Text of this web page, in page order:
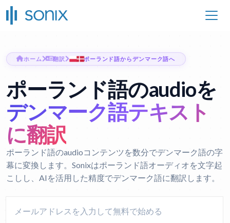
ホーム 翻訳 ポーランド語からデンマーク語へ
ポーランド語のaudioを
デンマーク語テキスト
に翻訳
ポーランド語のaudioコンテンツを数分でデンマーク語の字
幕に変換します。Sonixはポーランド語オーディオを文字起
こしし、AIを活用した精度でデンマーク語に翻訳します。